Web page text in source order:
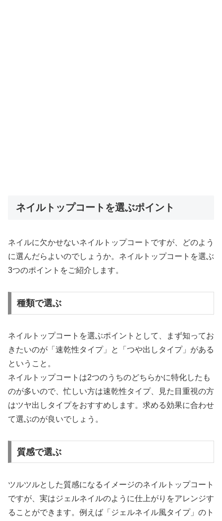
ネイルトップコートを選ぶポイント
ネイルに欠かせないネイルトップコートですが、どのよう
に選んだらよいのでしょうか。ネイルトップコートを選ぶ
3つのポイントをご紹介します。
種類で選ぶ
ネイルトップコートを選ぶポイントとして、まず知ってお
きたいのが「速乾性タイプ」と「つや出しタイプ」がある
ということ。
ネイルトップコートは2つのうちのどちらかに特化したも
のが多いので、忙しい方は速乾性タイプ、見た目重視の方
はツヤ出しタイプをおすすめします。求める効果に合わせ
て選ぶのが良いでしょう。
質感で選ぶ
ツルツルとした質感になるイメージのネイルトップコート
ですが、実はジェルネイルのように仕上がりをアレンジす
ることができます。例えば「ジェルネイル風タイプ」のト